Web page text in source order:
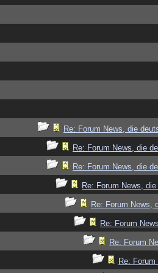
Re: Forum News, die
Re: Forum News, die
Re: Forum News, die
Re: Forum News,
Re: Forum News,
Re: Forum
Re: Forum
Re: